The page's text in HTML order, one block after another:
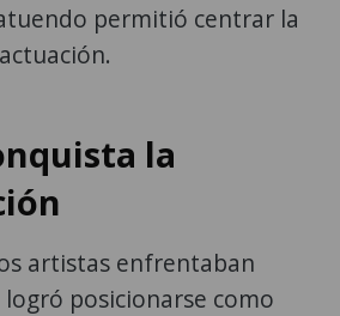
permitió centrar la
la
artistas enfrentaban
logró posicionarse como